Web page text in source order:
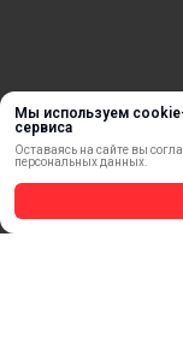
Мы используем
сервиса
Оставаясь на сайте вы
персональных данных.